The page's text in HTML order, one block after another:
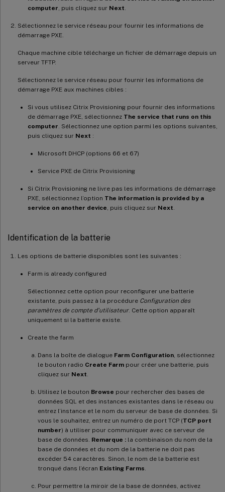
computer , puis cliquez sur Next
Sélectionnez le service réseau pour fournir les informations de
démarrage PXE.
Chaque machine cible télécharge un fichier de démarrage depuis un
serveur TFTP.
Sélectionnez le service réseau pour fournir les informations de
démarrage PXE aux machines cibles :
Si vous utilisez Citrix Provisioning pour fournir des informations
de démarrage PXE, sélectionnez The service that runs on this
computer . Sélectionnez une option parmi les options suivantes,
puis cliquez sur Next :
Microsoft DHCP (options 66 et 67)
Service PXE de Citrix Provisioning
Si Citrix Provisioning ne livre pas les informations de démarrage
PXE, sélectionnez l’option The information is provided by a
service on another device , puis cliquez sur Next
Identification de la batterie
Les options de batterie disponibles sont les suivantes :
Farm is already configured
Sélectionnez cette option pour reconfigurer une batterie
existante, puis passez à la procédure Configuration des
paramètres de compte d’utilisateur. Cette option apparaît
uniquement si la batterie existe.
Create the farm
Dans la boîte de dialogue Farm Configuration , sélectionnez
le bouton radio Create Farm pour créer une batterie, puis
cliquez sur Next
Utilisez le bouton Browse pour rechercher des bases de
données SQL et des instances existantes dans le réseau ou
entrez l’instance et le nom du serveur de base de données. Si
vous le souhaitez, entrez un numéro de port TCP (TCP port
number) à utiliser pour communiquer avec ce serveur de
base de données. Remarque : la combinaison du nom de la
base de données et du nom de la batterie ne doit pas
excéder 54 caractères. Sinon, le nom de la batterie est
tronqué dans l’écran Existing Farms
Pour permettre la miroir de la base de données, activez